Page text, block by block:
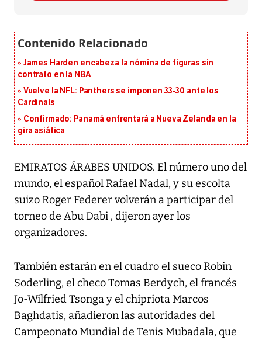
James Harden encabeza la nómina de figuras sin
contrato en la NBA
Vuelve la NFL: Panthers se imponen 33-30 ante los
Cardinals
Confirmado: Panamá enfrentará a Nueva Zelanda en la
gira asiática
EMIRATOS ÁRABES UNIDOS. El número uno del
mundo, el español Rafael Nadal, y su escolta
suizo Roger Federer volverán a participar del
torneo de Abu Dabi , dijeron ayer los
organizadores.
También estarán en el cuadro el sueco Robin
Soderling, el checo Tomas Berdych, el francés
Jo-Wilfried Tsonga y el chipriota Marcos
Baghdatis, añadieron las autoridades del
Campeonato Mundial de Tenis Mubadala, que